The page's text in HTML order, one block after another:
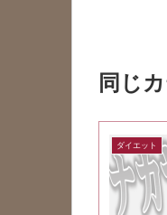
同じ
ダイエット